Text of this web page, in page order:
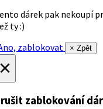
dárek pak nekoupí
ty :)
zablokovat
× Zpět
zablokování